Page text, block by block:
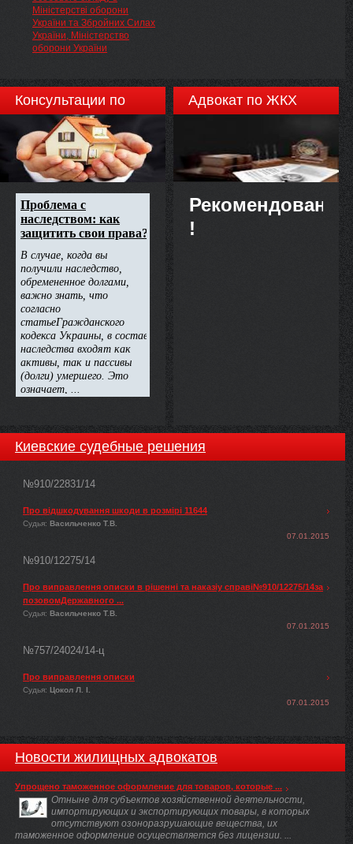
до заяви Герасимова А. П. від
14 вересня 2012 року
НАКАЗУЮ:
Міністерстві оборони
України та Збройних Силах
України, Міністерство
оборони України
Консультации по
недвижимости
Адвокат по ЖКХ
Рекомендовано
!
Киевские судебные решения
№910/22831/14
Про відшкодування шкоди в розмірі 11644
Судья: Васильченко Т.В.
07.01.2015
№910/12275/14
Про виправлення описки в рішенні та наказіу справі№910/12275/14за
позовомДержавного ...
Судья: Васильченко Т.В.
07.01.2015
№757/24024/14-ц
Про виправлення описки
Судья: Цокол Л. І.
07.01.2015
Новости жилищных адвокатов
Упрощено таможенное оформление для товаров, которые ...
Отныне для субъектов хозяйственной деятельности,
импортирующих и экспортирующих товары, в которых
отсутствуют озоноразрушающие вещества, их
таможенное оформление осуществляется без лицензии. ...